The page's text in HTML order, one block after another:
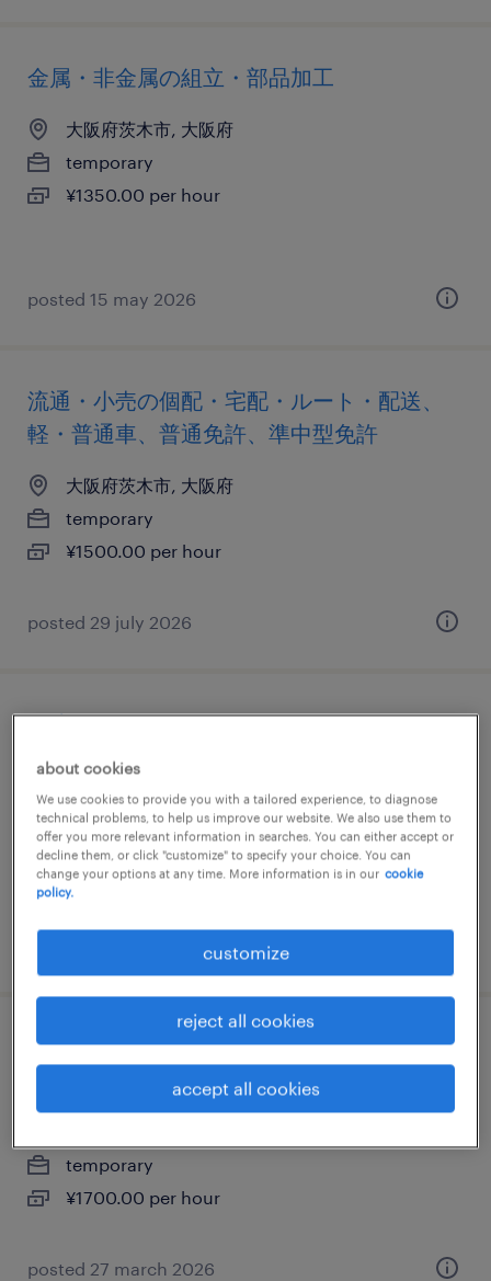
金属・非金属の組立・部品加工
大阪府茨木市, 大阪府
temporary
¥1350.00 per hour
posted 15 may 2026
流通・小売の個配・宅配・ルート・配送、
軽・普通車、普通免許、準中型免許
大阪府茨木市, 大阪府
temporary
¥1500.00 per hour
posted 29 july 2026
物流・ロジスティクスのフォークリフト、
仕分け・ピッキング・梱包、入出荷
大阪府茨木市, 大阪府
temporary
¥1350.00 per hour
posted 26 september 2025
it・web系／メーカー系／流通・サービス系
のデータ入力・キーパンチャー
temporary
¥1700.00 per hour
posted 27 march 2026
about cookies
We use cookies to provide you with a tailored experience, to diagnose
technical problems, to help us improve our website. We also use them to
offer you more relevant information in searches. You can either accept or
decline them, or click "customize" to specify your choice. You can
change your options at any time. More information is in our cookie
policy.
customize
reject all cookies
accept all cookies